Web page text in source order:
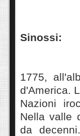
Sinossi:
1775,
d'America.
Nazioni
Nella valle
da